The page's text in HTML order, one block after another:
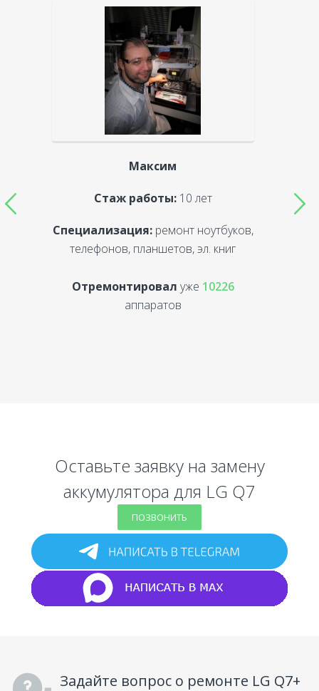
Максим
Стаж работы:10 лет
Специализация:ремонт ноутбуков,
телефонов, планшетов, эл. книг
Отремонтировал уже 10226
аппаратов
Оставьте заявку на замену
аккумулятора для LG Q7
ПОЗВОНИТЬ
Задайте вопрос о ремонте LG Q7+